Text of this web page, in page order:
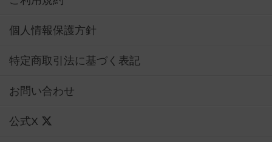
個人情報保護方針
特定商取引法に基づく表記
お問い合わせ
公式X